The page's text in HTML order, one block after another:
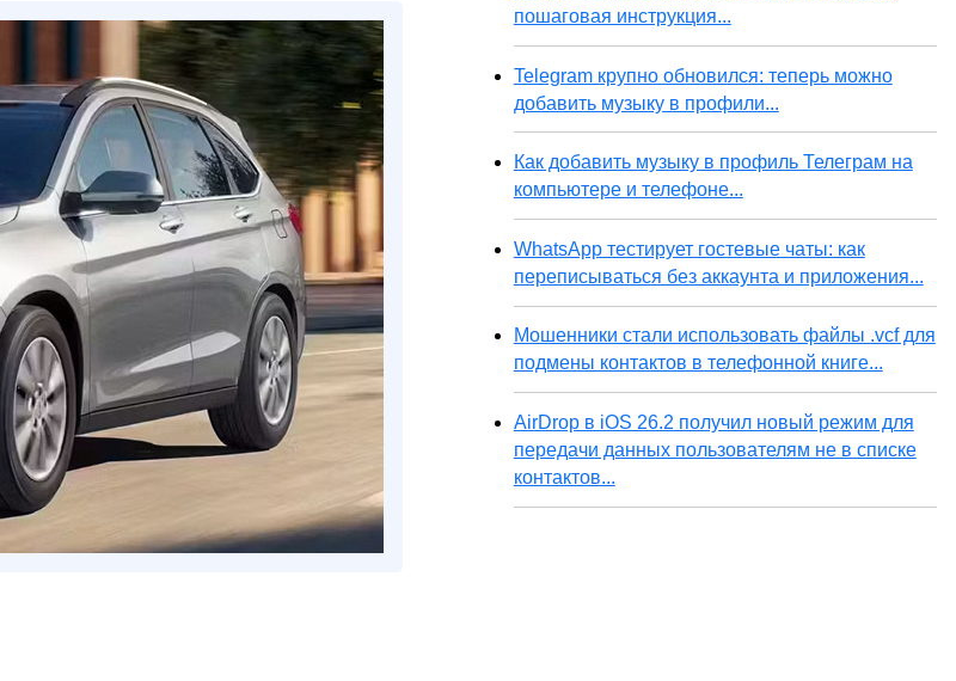
пошаговая инструкция...
Telegram крупно обновился: теперь можно
добавить музыку в профили...
Как добавить музыку в профиль Телеграм на
компьютере и телефоне...
WhatsApp тестирует гостевые чаты: как
переписываться без аккаунта и приложения...
Мошенники стали использовать файлы .vcf для
подмены контактов в телефонной книге...
AirDrop в iOS 26.2 получил новый режим для
передачи данных пользователям не в списке
контактов...